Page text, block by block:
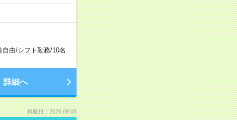
自由/シフト勤務/10名
詳細へ
掲載日：2026.08.03